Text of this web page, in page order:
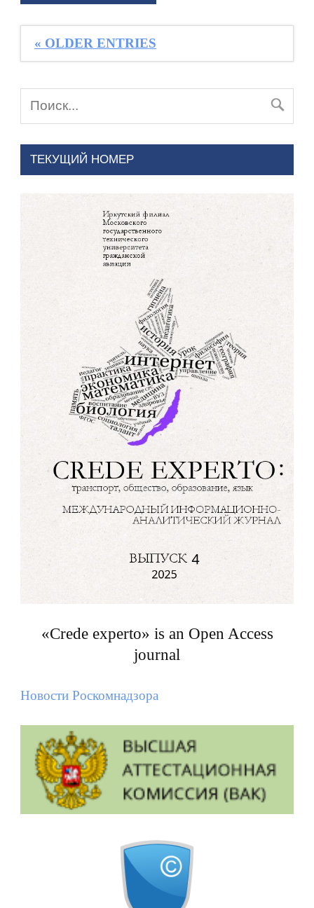
« OLDER ENTRIES
ТЕКУЩИЙ НОМЕР
«Crede experto» is an Open Access
journal
Новости Роскомнадзора